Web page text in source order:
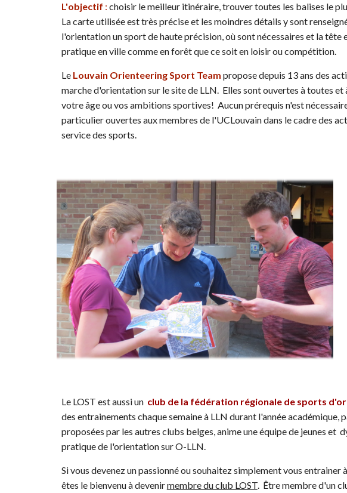
L'objectif : choisir le meilleur itinéraire, trouver toutes les balises le
La carte utilisée est très précise et les moindres détails y sont
l'orientation un sport de haute précision, où sont nécessaires et la tête
pratique enville comme en forêt que ce soit en loisir ou compétition.
Le Louvain Orienteering Sport Team propose depuis 13ans des
marche d'orientation sur le site de LLN. Elles sont ouvertes à toutes et
votre âge ou vos ambitions sportives! Aucun prérequis n'est
particulier ouvertes aux membres de l'UCLouvain dans le cadre des
service des sports.
Le LOST est aussi un club de la fédération régionale de sports
des entrainements chaque semaine à LLN durant l'année académique,
proposées par les autres clubs belges, anime une équipe de jeunes et
pratique de l'orientation sur O-LLN.
Si vous devenez un passionné ou souhaitez simplement vous entrainer
êtes le bienvenu à devenirmembre du club LOST. Être membre d'un